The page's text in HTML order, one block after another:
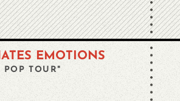
EMOTIONS
POP TOUR"